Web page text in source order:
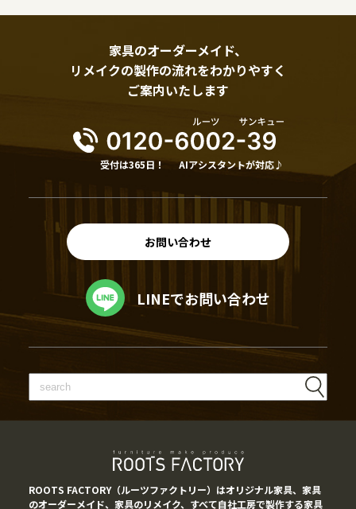
家具のオーダーメイド、
リメイクの製作の流れをわかりやすく
ご案内いたします
受付は365日！ AIアシスタントが対応♪
お問い合わせ
LINEでお問い合わせ
ROOTS FACTORY（ルーツファクトリー）はオリジナル家具、家具
のオーダーメイド、家具のリメイク、すべて自社工房で製作する家具